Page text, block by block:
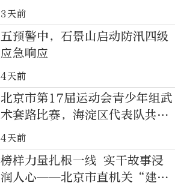
风采
3天前
五预警中，石景山启动防汛四级
应急响应
4天前
北京市第17届运动会青少年组武
术套路比赛，海淀区代表队共获
得：4金3银3铜！
4天前
榜样力量扎根一线 实干故事浸
润人心——北京市直机关“建功